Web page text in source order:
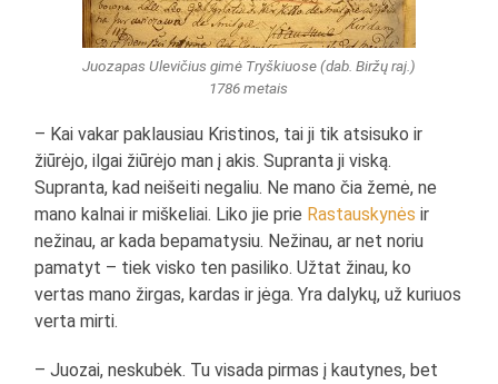
Juozapas Ulevičius gimė Tryškiuose (dab. Biržų raj.)
1786 metais
– Kai vakar paklausiau Kristinos, tai ji tik atsisuko ir
žiūrėjo, ilgai žiūrėjo man į akis. Supranta ji viską.
Supranta, kad neišeiti negaliu. Ne mano čia žemė, ne
mano kalnai ir miškeliai. Liko jie prie Rastauskynės ir
nežinau, ar kada bepamatysiu. Nežinau, ar net noriu
pamatyt – tiek visko ten pasiliko. Užtat žinau, ko
vertas mano žirgas, kardas ir jėga. Yra dalykų, už kuriuos
verta mirti.
– Juozai, neskubėk. Tu visada pirmas į kautynes, bet